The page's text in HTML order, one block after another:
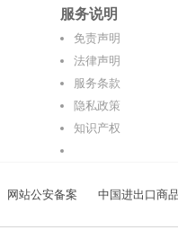
服务说明
免责声明
法律声明
服务条款
隐私政策
知识产权
网站公安备案 中国进出口商